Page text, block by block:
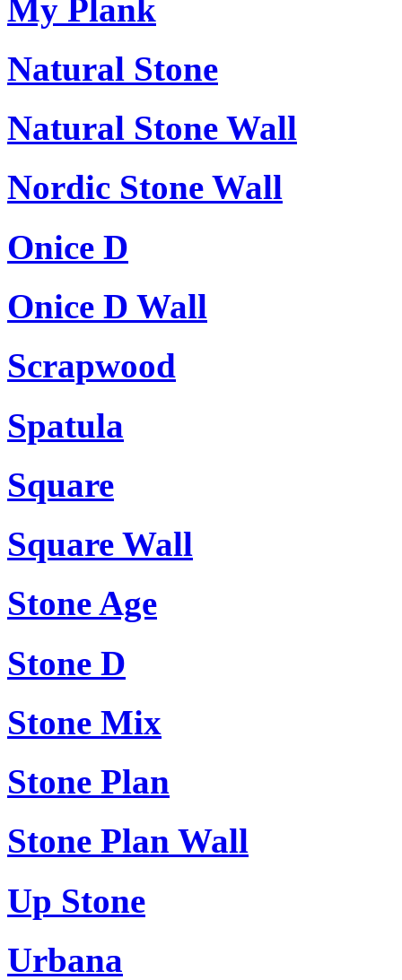
My Plank
Natural Stone
Natural Stone Wall
Nordic Stone Wall
Onice D
Onice D Wall
Scrapwood
Spatula
Square
Square Wall
Stone Age
Stone D
Stone Mix
Stone Plan
Stone Plan Wall
Up Stone
Urbana